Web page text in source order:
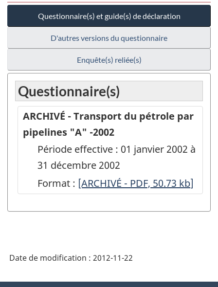
Questionnaire(s) et guide(s) de déclaration
D'autres versions du questionnaire
Enquête(s) reliée(s)
Questionnaire(s)
ARCHIVÉ - Transport du pétrole par
pipelines "A" -2002
Période effective : 01 janvier 2002 à
31 décembre 2002
Format : ARCHIVÉ
Transport
par
pipelines
[ARCHIVÉ - PDF, 50.73 kb]
Date de modification : 2012-11-22